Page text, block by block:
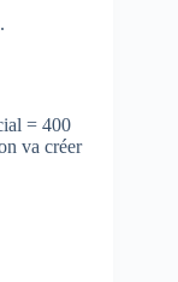
= 400
va créer